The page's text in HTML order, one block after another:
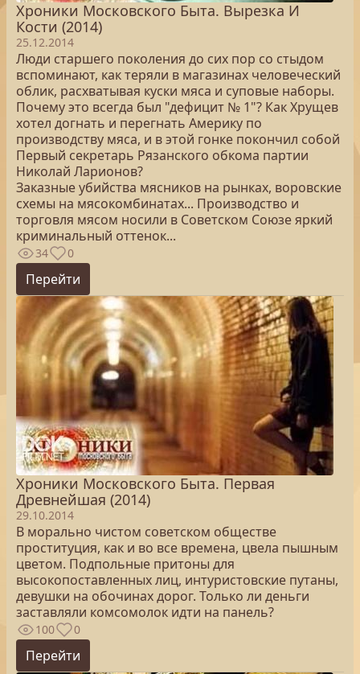
Хроники Московского Быта. Вырезка И
Кости (2014)
25.12.2014
Люди старшего поколения до сих пор со стыдом
вспоминают, как теряли в магазинах человеческий
облик, расхватывая куски мяса и суповые наборы.
Почему это всегда был "дефицит № 1"? Как Хрущев
хотел догнать и перегнать Америку по
производству мяса, и в этой гонке покончил собой
Первый секретарь Рязанского обкома партии
Николай Ларионов?
Заказные убийства мясников на рынках, воровские
схемы на мясокомбинатах... Производство и
торговля мясом носили в Советском Союзе яркий
криминальный оттенок...
34 0
Перейти
Хроники Московского Быта. Первая
Древнейшая (2014)
29.10.2014
В морально чистом советском обществе
проституция, как и во все времена, цвела пышным
цветом. Подпольные притоны для
высокопоставленных лиц, интуристовские путаны,
девушки на обочинах дорог. Только ли деньги
заставляли комсомолок идти на панель?
100 0
Перейти